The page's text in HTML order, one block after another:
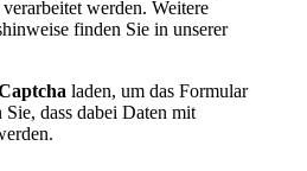
werden. Weitere
finden Sie in unserer
laden, um das Formular
dass dabei Daten mit